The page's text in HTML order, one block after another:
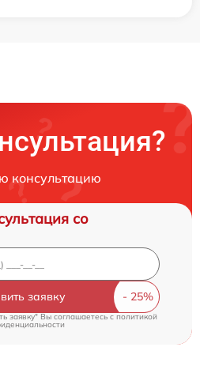
консультацию
со
заявку
заявку" Вы соглашаетесь cполитикой